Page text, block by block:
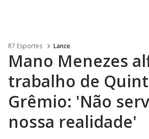
R7 Esportes Lance
Mano Menezes
trabalho de
Grêmio: 'Não
nossa realidade'